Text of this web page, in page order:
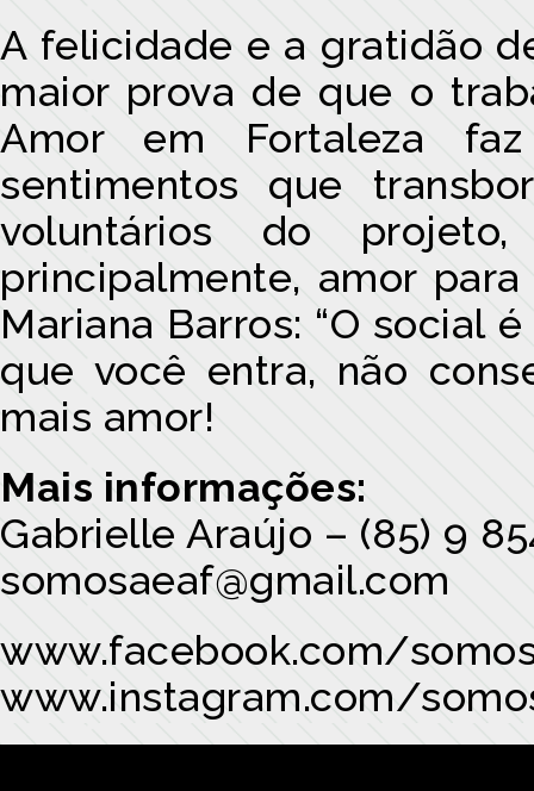
A felicidade e a gratidão
maior prova de que o
Amor em Fortaleza
sentimentos que
voluntários do
principalmente, amor
Mariana Barros: “O social
que você entra, não
mais amor!
Mais informações:
Gabrielle Araújo – (85) 9
somosaeaf@gmail.com
www.facebook.com/
www.instagram.com/